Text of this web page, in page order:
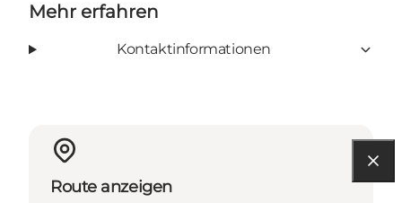
Mehr erfahren
Kontaktinformationen
Route anzeigen